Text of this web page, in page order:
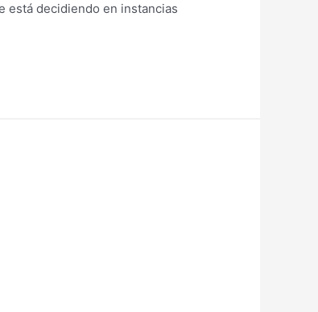
está decidiendo en instancias